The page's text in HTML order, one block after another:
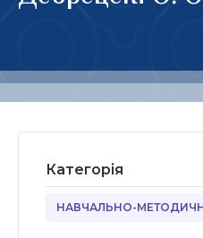
Категорія
НАВЧАЛЬНО-